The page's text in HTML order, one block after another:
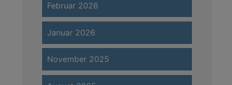
Februar 2026
Januar 2026
November 2025